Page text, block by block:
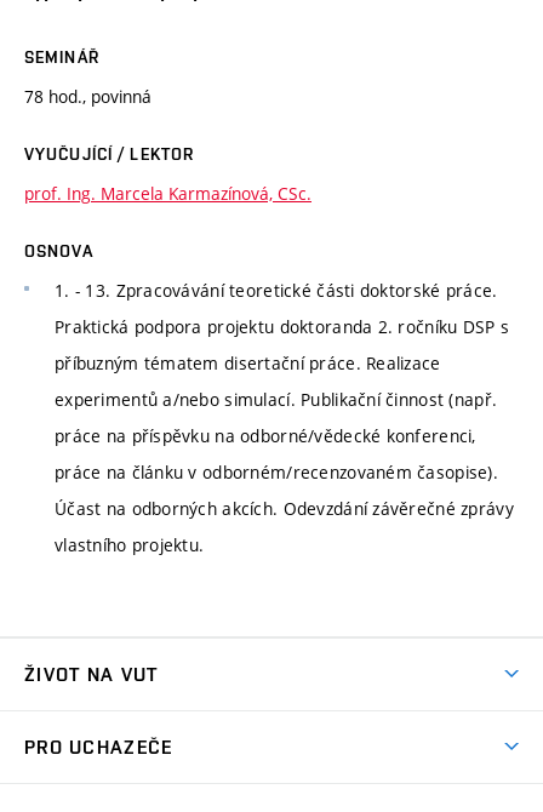
SEMINÁŘ
78 hod., povinná
VYUČUJÍCÍ / LEKTOR
prof. Ing. Marcela Karmazínová, CSc.
OSNOVA
1. - 13. Zpracovávání teoretické části doktorské práce.
Praktická podpora projektu doktoranda 2. ročníku DSP s
příbuzným tématem disertační práce. Realizace
experimentů a/nebo simulací. Publikační činnost (např.
práce na příspěvku na odborné/vědecké konferenci,
práce na článku v odborném/recenzovaném časopise).
Účast na odborných akcích. Odevzdání závěrečné zprávy
vlastního projektu.
ŽIVOT NA VUT
PRO UCHAZEČE